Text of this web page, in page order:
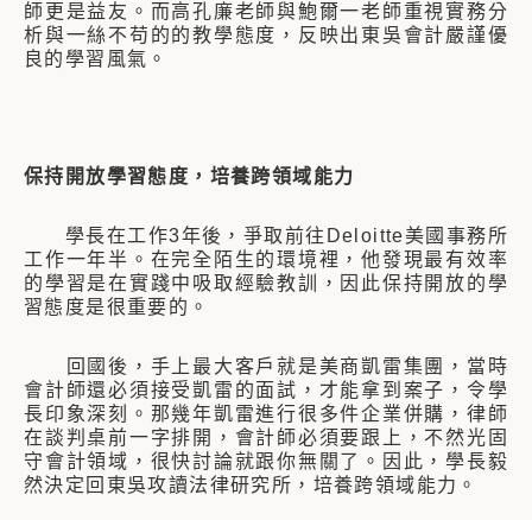
師更是益友。而高孔廉老師與鮑爾一老師重視實務分
析與一絲不苟的的教學態度，反映出東吳會計嚴謹優
良的學習風氣。
保持開放學習態度，培養跨領域能力
學長在工作3年後，爭取前往Deloitte美國事務所
工作一年半。在完全陌生的環境裡，他發現最有效率
的學習是在實踐中吸取經驗教訓，因此保持開放的學
習態度是很重要的。
回國後，手上最大客戶就是美商凱雷集團，當時
會計師還必須接受凱雷的面試，才能拿到案子，令學
長印象深刻。那幾年凱雷進行很多件企業併購，律師
在談判桌前一字排開，會計師必須要跟上，不然光固
守會計領域，很快討論就跟你無關了。因此，學長毅
然決定回東吳攻讀法律研究所，培養跨領域能力。